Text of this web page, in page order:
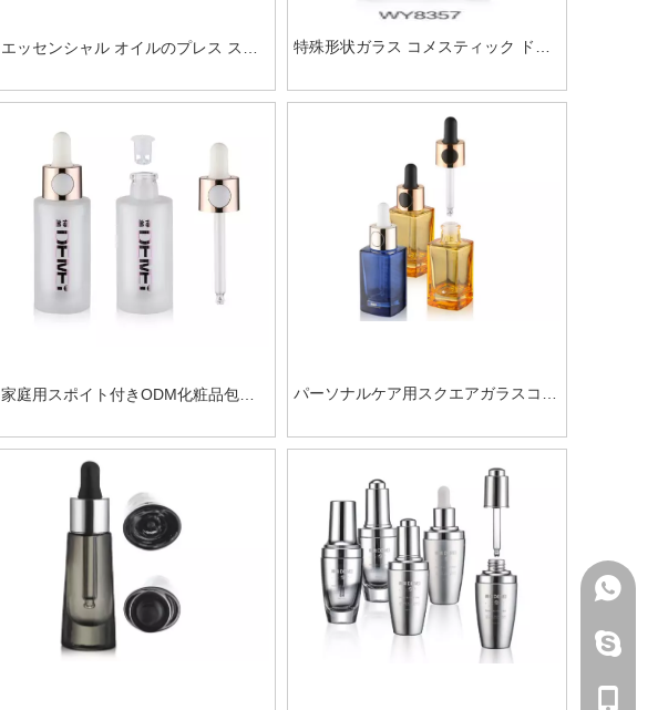
エッセンシャル オイルのプレス スポ
特殊形状ガラス コメスティック ドロ
家庭用スポイト付きODM化粧品包装
パーソナルケア用スクエアガラスコメ
+86-
ジェシ